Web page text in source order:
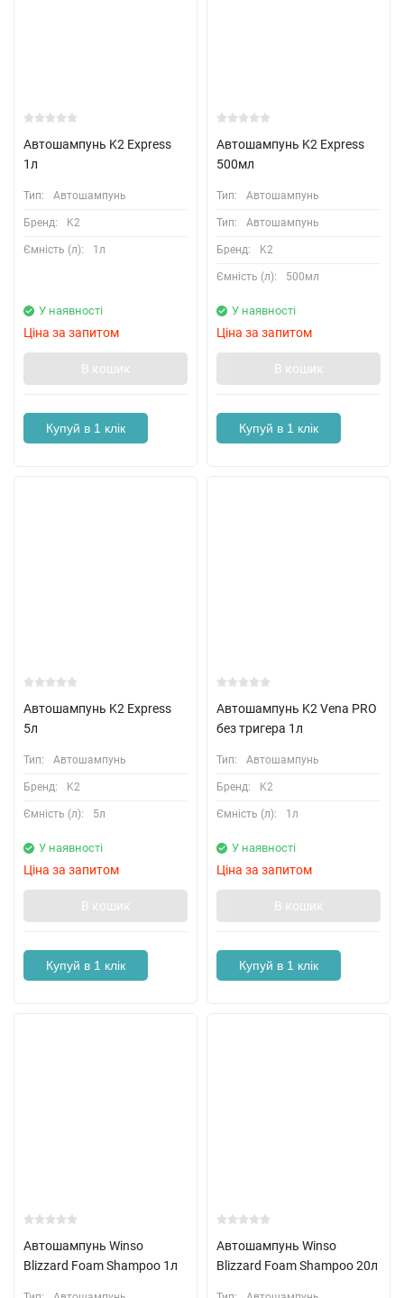
Автошампунь K2 Express
1л
Тип: Автошампунь
Бренд: K2
Ємність (л): 1л
У наявності
Ціна за запитом
В кошик
Купуй в 1 клік
Автошампунь K2 Express
500мл
Тип: Автошампунь
Тип: Автошампунь
Бренд: K2
Ємність (л): 500мл
У наявності
Ціна за запитом
В кошик
Купуй в 1 клік
Автошампунь K2 Express
5л
Тип: Автошампунь
Бренд: K2
Ємність (л): 5л
У наявності
Ціна за запитом
В кошик
Купуй в 1 клік
Автошампунь K2 Vena PRO
без тригера 1л
Тип: Автошампунь
Бренд: K2
Ємність (л): 1л
У наявності
Ціна за запитом
В кошик
Купуй в 1 клік
Автошампунь Winso
Blizzard Foam Shampoo 1л
Автошампунь Winso
Blizzard Foam Shampoo 20л